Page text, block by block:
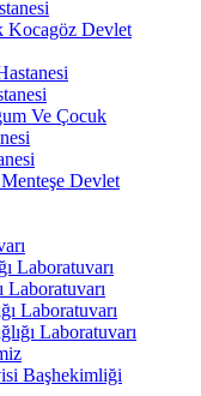
Kocagöz Devlet
Ve Çocuk
Devlet
Laboratuvarı
Laboratuvarı
Laboratuvarı
Laboratuvarı
Başhekimliği